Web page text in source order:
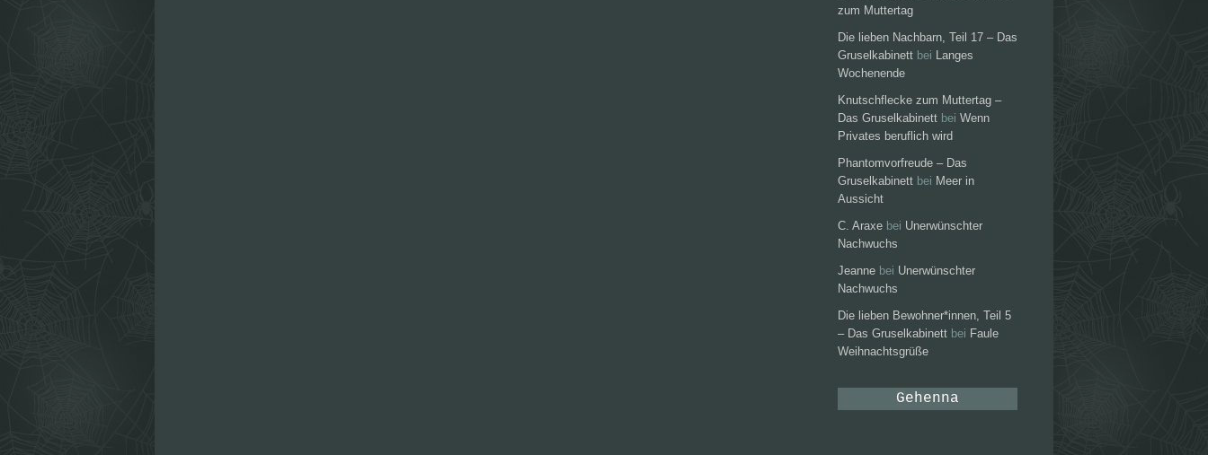
zum Muttertag
Die lieben Nachbarn, Teil 17 – Das
Gruselkabinett bei Langes
Wochenende
Knutschflecke zum Muttertag –
Das Gruselkabinett bei Wenn
Privates beruflich wird
Phantomvorfreude – Das
Gruselkabinett bei Meer in
Aussicht
C. Araxe bei Unerwünschter
Nachwuchs
Jeanne bei Unerwünschter
Nachwuchs
Die lieben Bewohner*innen, Teil 5
– Das Gruselkabinett bei Faule
Weihnachtsgrüße
Gehenna